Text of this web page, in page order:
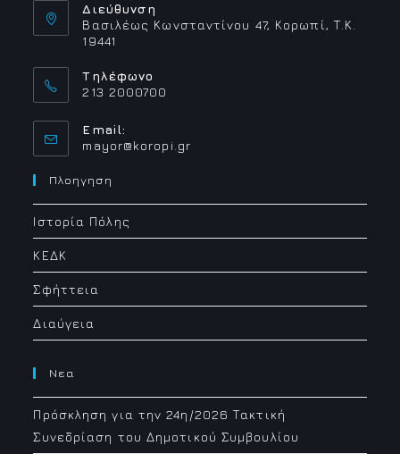
Διεύθυνση
Βασιλέως Κωνσταντίνου 47, Κορωπί, Τ.Κ.
19441
Τηλέφωνο
213 2000700
Email:
mayor@koropi.grOpens
Πλοηγηση
Ιστορία Πόλης
ΚΕΔΚ
Σφήττεια
Διαύγεια
Νεα
Πρόσκληση για την 24η/2026 Τακτική
Συνεδρίαση του Δημοτικού Συμβουλίου